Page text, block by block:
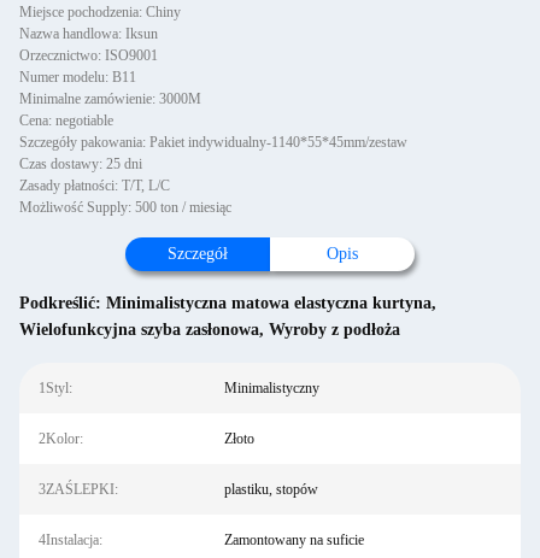
Miejsce pochodzenia: Chiny
Nazwa handlowa: Iksun
Orzecznictwo: ISO9001
Numer modelu: B11
Minimalne zamówienie: 3000M
Cena: negotiable
Szczegóły pakowania: Pakiet indywidualny-1140*55*45mm/zestaw
Czas dostawy: 25 dni
Zasady płatności: T/T, L/C
Możliwość Supply: 500 ton / miesiąc
Szczegół Opis
Podkreślić: Minimalistyczna matowa elastyczna kurtyna,
Wielofunkcyjna szyba zasłonowa, Wyroby z podłoża
1Styl: Minimalistyczny
2Kolor: Złoto
3ZAŚLEPKI: plastiku, stopów
4Instalacja: Zamontowany na suficie